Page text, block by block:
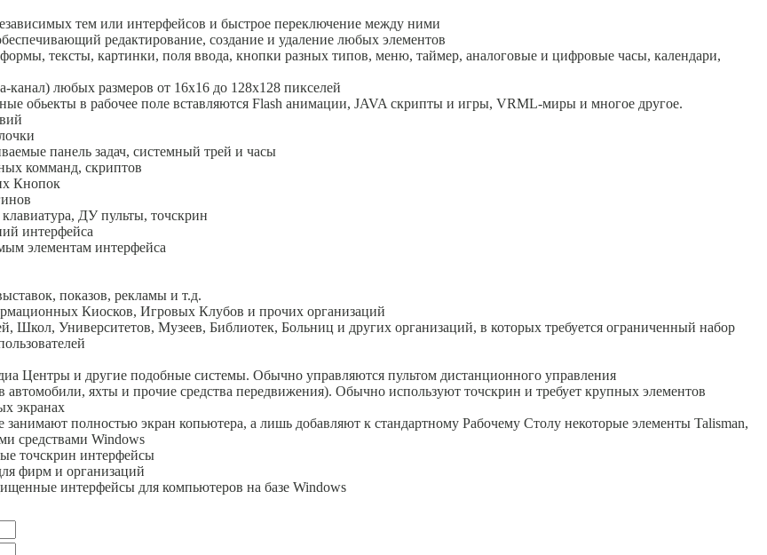
тем или интерфейсов и быстрое переключение между ними
редактирование, создание и удаление любых элементов
тексты, картинки, поля ввода, кнопки разных типов, меню, таймер, аналоговые и цифровые часы, календари,
канал) любых размеров от 16x16 до 128х128 пикселей
обьекты в рабочее поле вставляются Flash анимации, JAVA скрипты и игры, VRML-миры и многое другое.
панель задач, системный трей и часы
комманд, скриптов
Кнопок
ДУ пульты, точскрин
интерфейса
элементам интерфейса
показов, рекламы и т.д.
Киосков, Игровых Клубов и прочих организаций
Школ, Университетов, Музеев, Библиотек, Больниц и других организаций, в которых требуется ограниченный набор
Центры и другие подобные системы. Обычно управляются пультом дистанционного управления
яхты и прочие средства передвижения). Обычно используют точскрин и требует крупных элементов
экранах
полностью экран копьютера, а лишь добавляют к стандартному Рабочему Столу некоторые элементы Talisman,
средствами Windows
точскрин интерфейсы
фирм и организаций
интерфейсы для компьютеров на базе Windows